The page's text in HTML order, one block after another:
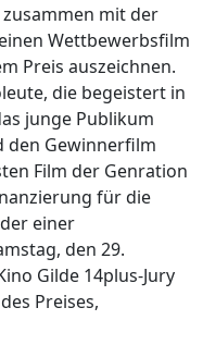
zusammen mit der
Wettbewerbsfilm
Preis auszeichnen.
die begeistert in
junge Publikum
den Gewinnerfilm
Film der Genration
für die
einer
den 29.
Gilde 14plus-Jury
Preises,